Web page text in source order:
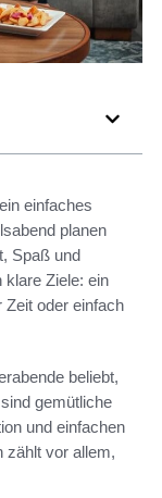
einfaches
planen
Spaß und
klare Ziele: ein
Zeit oder einfach
beliebt,
gemütliche
und einfachen
zählt vor allem,